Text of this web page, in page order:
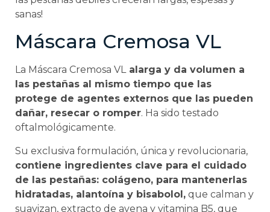
sanas!
Máscara Cremosa VL
La Máscara Cremosa VLalarga y da volumen a
las pestañas al mismo tiempo que las
protege de agentes externos que las pueden
dañar, resecar o romper. Ha sido testado
oftalmológicamente.
Su exclusiva formulación, única y revolucionaria,
contiene ingredientes clave para el cuidado
de las pestañas: colágeno, para mantenerlas
hidratadas, alantoína y bisabolol, que calman y
suavizan, extracto de avena y vitamina B5, que